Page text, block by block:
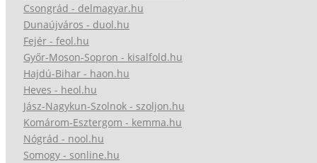
Csongrád - delmagyar.hu
Dunaújváros - duol.hu
Fejér - feol.hu
Győr-Moson-Sopron - kisalfold.hu
Hajdú-Bihar - haon.hu
Heves - heol.hu
Jász-Nagykun-Szolnok - szoljon.hu
Komárom-Esztergom - kemma.hu
Nógrád - nool.hu
Somogy - sonline.hu